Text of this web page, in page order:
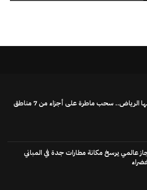
الرياض.. سحب ماطرة على أجزاء من 7 مناطق
عالمي يرسخ مكانة مطارات جدة في المباني